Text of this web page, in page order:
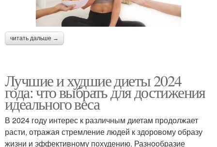
читать дальше →
Лучшие и худшие диеты 2024
года: что выбрать для достижения
идеального веса
В 2024 году интерес к различным диетам продолжает
расти, отражая стремление людей к здоровому образу
жизни и эффективному похудению. Разнообразие